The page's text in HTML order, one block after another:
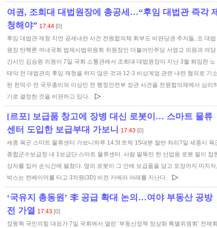
여권, 조희대 대법원장에 총공세…“후임 대법관 즉각
청해야” 17:44 [0]
후임 대법관 제청 지연 공세내란 사건 전원합의체 회부도 비판당권 주자들, 조 대법
원장 탄핵론 꺼내국회 법제사법위원회 위원장인 더불어민주당 서영교 의원과 여당
간사인 김승원 의원이 7일 국회 소통관에서 조희대 대법원장이 지난 3월 퇴임한 노
태악 전 대법관의 후임 제청을 하지 않은 것과 12·3 비상계엄 관련 내란 혐의로 기
된 한덕수 전 국무총리와 이상민 전 행정안전부 장관 사건을 전원합의체에서 심리
기로 결정한 것을 비판하고 있다.
▷
[르포] 보급품 창고에 장병 대신 로봇이… 스마트 물류
센터 도입한 보급부대 가보니
17:43 [0]
세종 육군 스마트 물류센터 가보니하루 14.5t 트럭 15대분 절반 처리7일 세종시 육
종합군수보급창 내 1보급단 스마트 물류센터. 사람 팔뚝만 한 산업용 로봇 팔이 접
상자를 집어 순식간에 펼쳤다. 옆의 로봇이 그 안에 보급품을 담고 포장까지 마치자,
박스는 컨베이어를 타고 3차원(3D) 비전 카메라 아래를 지난다.
▷
‘국유지 총동원’ 李 공급 확대 논의…여야 부동산 공방
전 가열 17:43 [0]
장동혁 국민의힘 대표가 7일 국회에서 열린 ‘부동산정책 정상화 특별위원회’ 전체